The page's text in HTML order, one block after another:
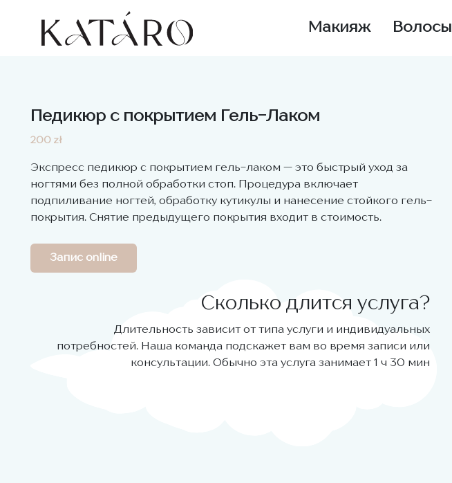
Макияж Волосы
Педикюр с покрытием Гель-Лаком
200 zł
Экспресс педикюр с покрытием гель-лаком — это быстрый уход за
ногтями без полной обработки стоп. Процедура включает
подпиливание ногтей, обработку кутикулы и нанесение стойкого гель-
покрытия. Снятие предыдущего покрытия входит в стоимость.
Запис online
Сколько длится услуга?
Длительность зависит от типа услуги и индивидуальных
потребностей. Наша команда подскажет вам во время записи или
консультации. Обычно эта услуга занимает 1 ч 30 мин